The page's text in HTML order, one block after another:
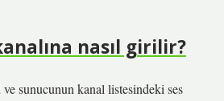
nasıl girilir?
ve sunucunun kanal listesindeki ses